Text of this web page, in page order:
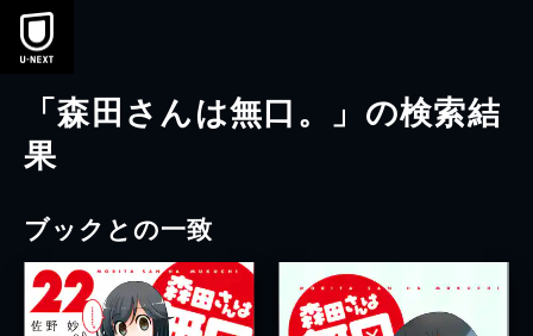
本文へスキップ
「森田さんは無口。」の検索結
果
ブックとの一致